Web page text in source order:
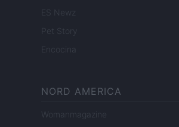
ES Newz
Pet Story
Encocina
NORD AMERICA
Womanmagazine